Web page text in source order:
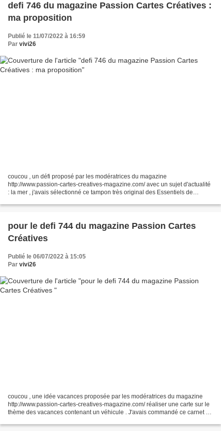
defi 746 du magazine Passion Cartes Créatives :
ma proposition
Publié le 11/07/2022 à 16:59
Par vivi26
coucou , un défi proposé par les modératrices du magazine
http://www.passion-cartes-creatives-magazine.com/ avec un sujet d'actualité
: la mer , j'avais sélectionné ce tampon très original des Essentiels de
pour le defi 744 du magazine Passion Cartes
Créatives
Publié le 06/07/2022 à 15:05
Par vivi26
coucou , une idée vacances proposée par les modératrices du magazine
http://www.passion-cartes-creatives-magazine.com/ réaliser une carte sur le
thème des vacances contenant un véhicule . J'avais commandé ce carnet de